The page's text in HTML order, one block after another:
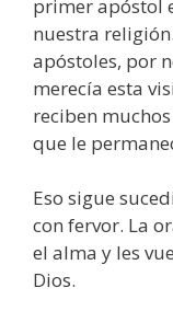
primer apóstol
nuestra
apóstoles, por
merecía esta
reciben
que le
Eso sigue
con fervor. La
el alma y les
Dios.